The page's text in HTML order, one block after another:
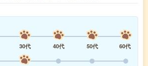
30代 40代 50代
60代